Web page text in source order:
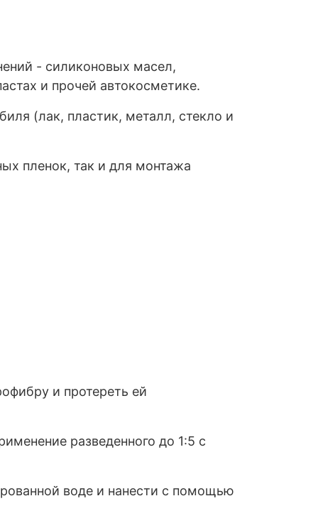
- силиконовых масел,
и прочей автокосметике.
(лак, пластик, металл, стекло и
пленок, так и для монтажа
и протереть ей
разведенного до 1:5 с
воде и нанести с помощью